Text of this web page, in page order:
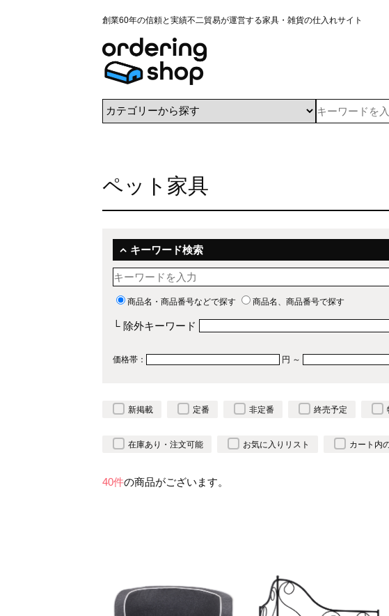
創業60年の信頼と実績不二貿易が運営する家具・雑貨の仕入れサイト
ペット家具
キーワード検索
商品名・商品番号などで探す 商品名、商品番号で探す
└ 除外キーワード
価格帯： 円 ～
新掲載 定番 非定番 終売予定
在庫あり・注文可能 お気に入りリスト カート内
40件の商品がございます。